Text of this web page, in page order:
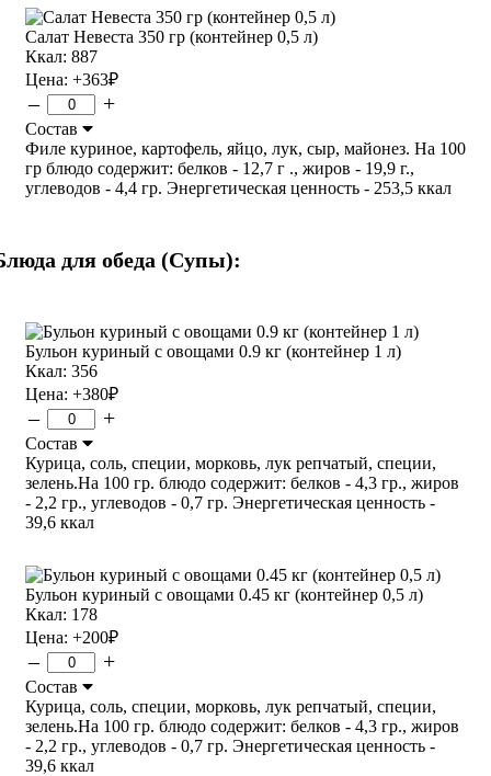
Салат Невеста 350 гр (контейнер 0,5 л)
Ккал: 887
Цена: +363₽
– +
Состав
Филе куриное, картофель, яйцо, лук, сыр, майонез. На 100
гр блюдо содержит: белков - 12,7 г ., жиров - 19,9 г.,
углеводов - 4,4 гр. Энергетическая ценность - 253,5 ккал
для обеда (Супы):
Бульон куриный с овощами 0.9 кг (контейнер 1 л)
Ккал: 356
Цена: +380₽
– +
Состав
Курица, соль, специи, морковь, лук репчатый, специи,
зелень.На 100 гр. блюдо содержит: белков - 4,3 гр., жиров
- 2,2 гр., углеводов - 0,7 гр. Энергетическая ценность -
39,6 ккал
Бульон куриный с овощами 0.45 кг (контейнер 0,5 л)
Ккал: 178
Цена: +200₽
– +
Состав
Курица, соль, специи, морковь, лук репчатый, специи,
зелень.На 100 гр. блюдо содержит: белков - 4,3 гр., жиров
- 2,2 гр., углеводов - 0,7 гр. Энергетическая ценность -
39,6 ккал